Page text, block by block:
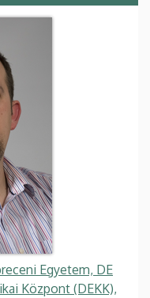
Egyetem, DE
Központ (DEKK),